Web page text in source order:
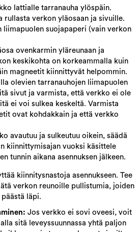
lattialle tarranauha ylöspäin.
rullasta verkon yläosaan ja sivuille.
liimapuolen suojapaperi (vain verkon
ovenkarmin yläreunaan ja
keskikohta on korkeammalla kuin
magneetit kiinnittyvät helpommin.
olevien tarranauhojen liimapuolen
sivut ja varmista, että verkko ei ole
ei voi sulkea keskeltä. Varmista
ovat kohdakkain ja että verkko
avautuu ja sulkeutuu oikein, säädä
kiinnittymisajan vuoksi käsittele
tunnin aikana asennuksen jälkeen.
kiinnitysnastoja asennukseen. Tee
verkon reunoille pullistumia, joiden
läpi.
Jos verkko ei sovi oveesi, voit
sitä leveyssuunnassa yhtä paljon